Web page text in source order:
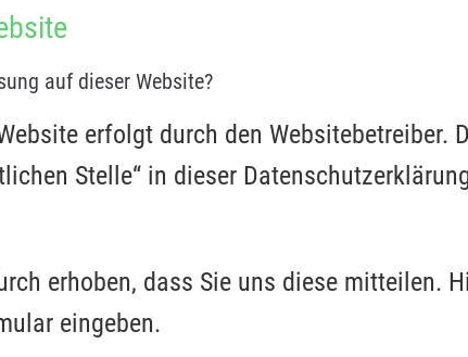
auf dieser Website?
erfolgt durch den Websitebetreiber.
Stelle“ in dieser
erhoben, dass Sie uns diese mitteilen.
eingeben.